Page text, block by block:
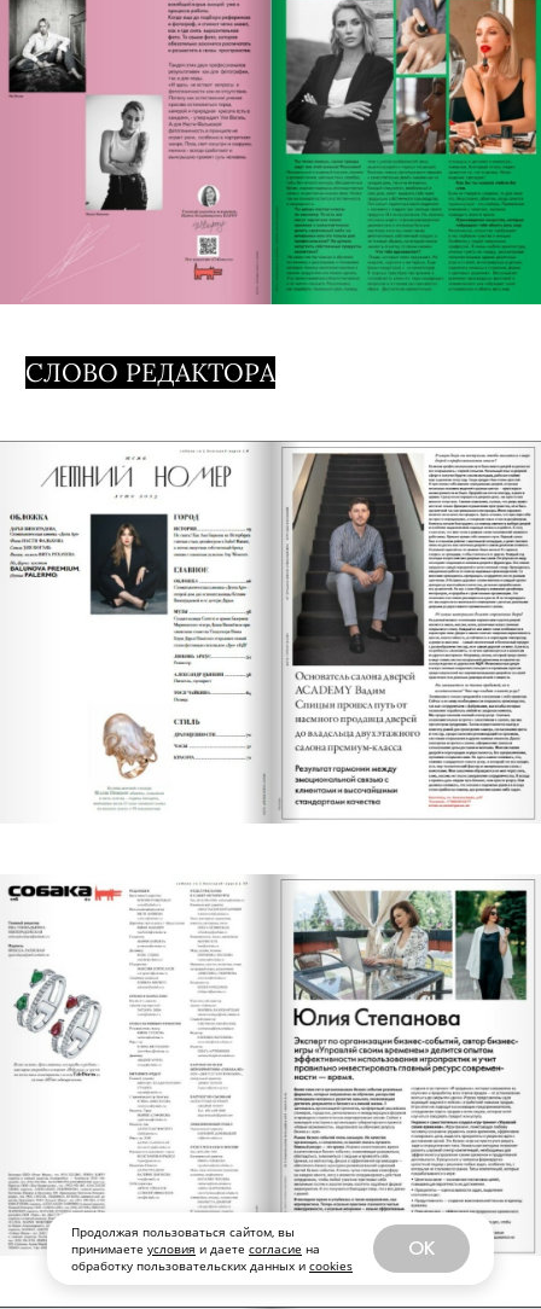
Продолжая пользоваться сайтом, вы
принимаете условия и даете согласие на
обработку пользовательских данных и cookies
OK
СЛОВО РЕДАКТОРА